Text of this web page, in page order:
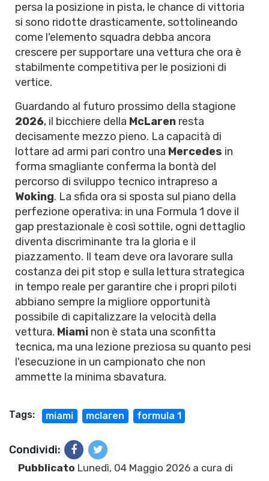
persa la posizione in pista, le chance di vittoria
si sono ridotte drasticamente, sottolineando
come l'elemento squadra debba ancora
crescere per supportare una vettura che ora è
stabilmente competitiva per le posizioni di
vertice.
Guardando al futuro prossimo della stagione
2026, il bicchiere della McLaren resta
decisamente mezzo pieno. La capacità di
lottare ad armi pari contro una Mercedes in
forma smagliante conferma la bontà del
percorso di sviluppo tecnico intrapreso a
Woking. La sfida ora si sposta sul piano della
perfezione operativa: in una Formula 1 dove il
gap prestazionale è così sottile, ogni dettaglio
diventa discriminante tra la gloria e il
piazzamento. Il team deve ora lavorare sulla
costanza dei pit stop e sulla lettura strategica
in tempo reale per garantire che i propri piloti
abbiano sempre la migliore opportunità
possibile di capitalizzare la velocità della
vettura. Miami non è stata una sconfitta
tecnica, ma una lezione preziosa su quanto pesi
l'esecuzione in un campionato che non
ammette la minima sbavatura.
Tags: miami mclaren formula 1
Condividi:
Pubblicato Lunedì, 04 Maggio 2026 a cura di